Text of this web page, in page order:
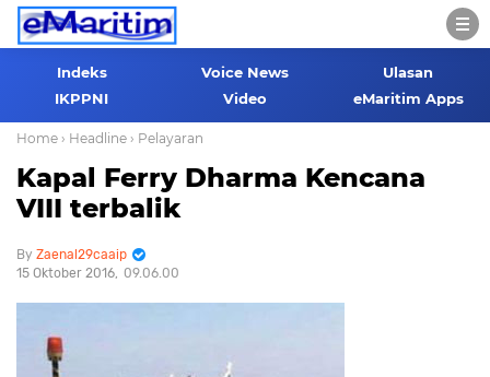
Indeks Voice News
Ulasan
IKPPNI
Video eMaritim Apps
Home › Headline › Pelayaran
Kapal Ferry Dharma Kencana
VIII terbalik
Zaenal29caaip
15 Oktober 2016 09.06.00